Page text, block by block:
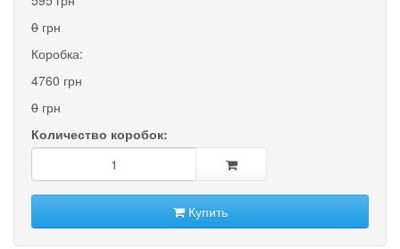
0 грн
Коробка:
4760 грн
0 грн
Количество коробок:
Купить